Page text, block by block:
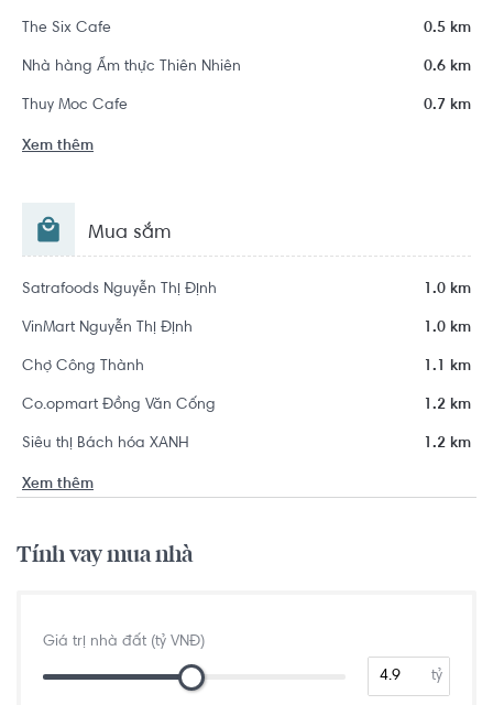
The Six Cafe 0.5 km
Nhà hàng Ẩm thực Thiên Nhiên 0.6 km
Thuy Moc Cafe 0.7 km
Xem thêm
Mua sắm
Satrafoods Nguyễn Thị Định 1.0 km
VinMart Nguyễn Thị Định 1.0 km
Chợ Công Thành 1.1 km
Co.opmart Đồng Văn Cống 1.2 km
Siêu thị Bách hóa XANH 1.2 km
Xem thêm
Tính vay mua nhà
Giá trị nhà đất (tỷ VNĐ)
tỷ